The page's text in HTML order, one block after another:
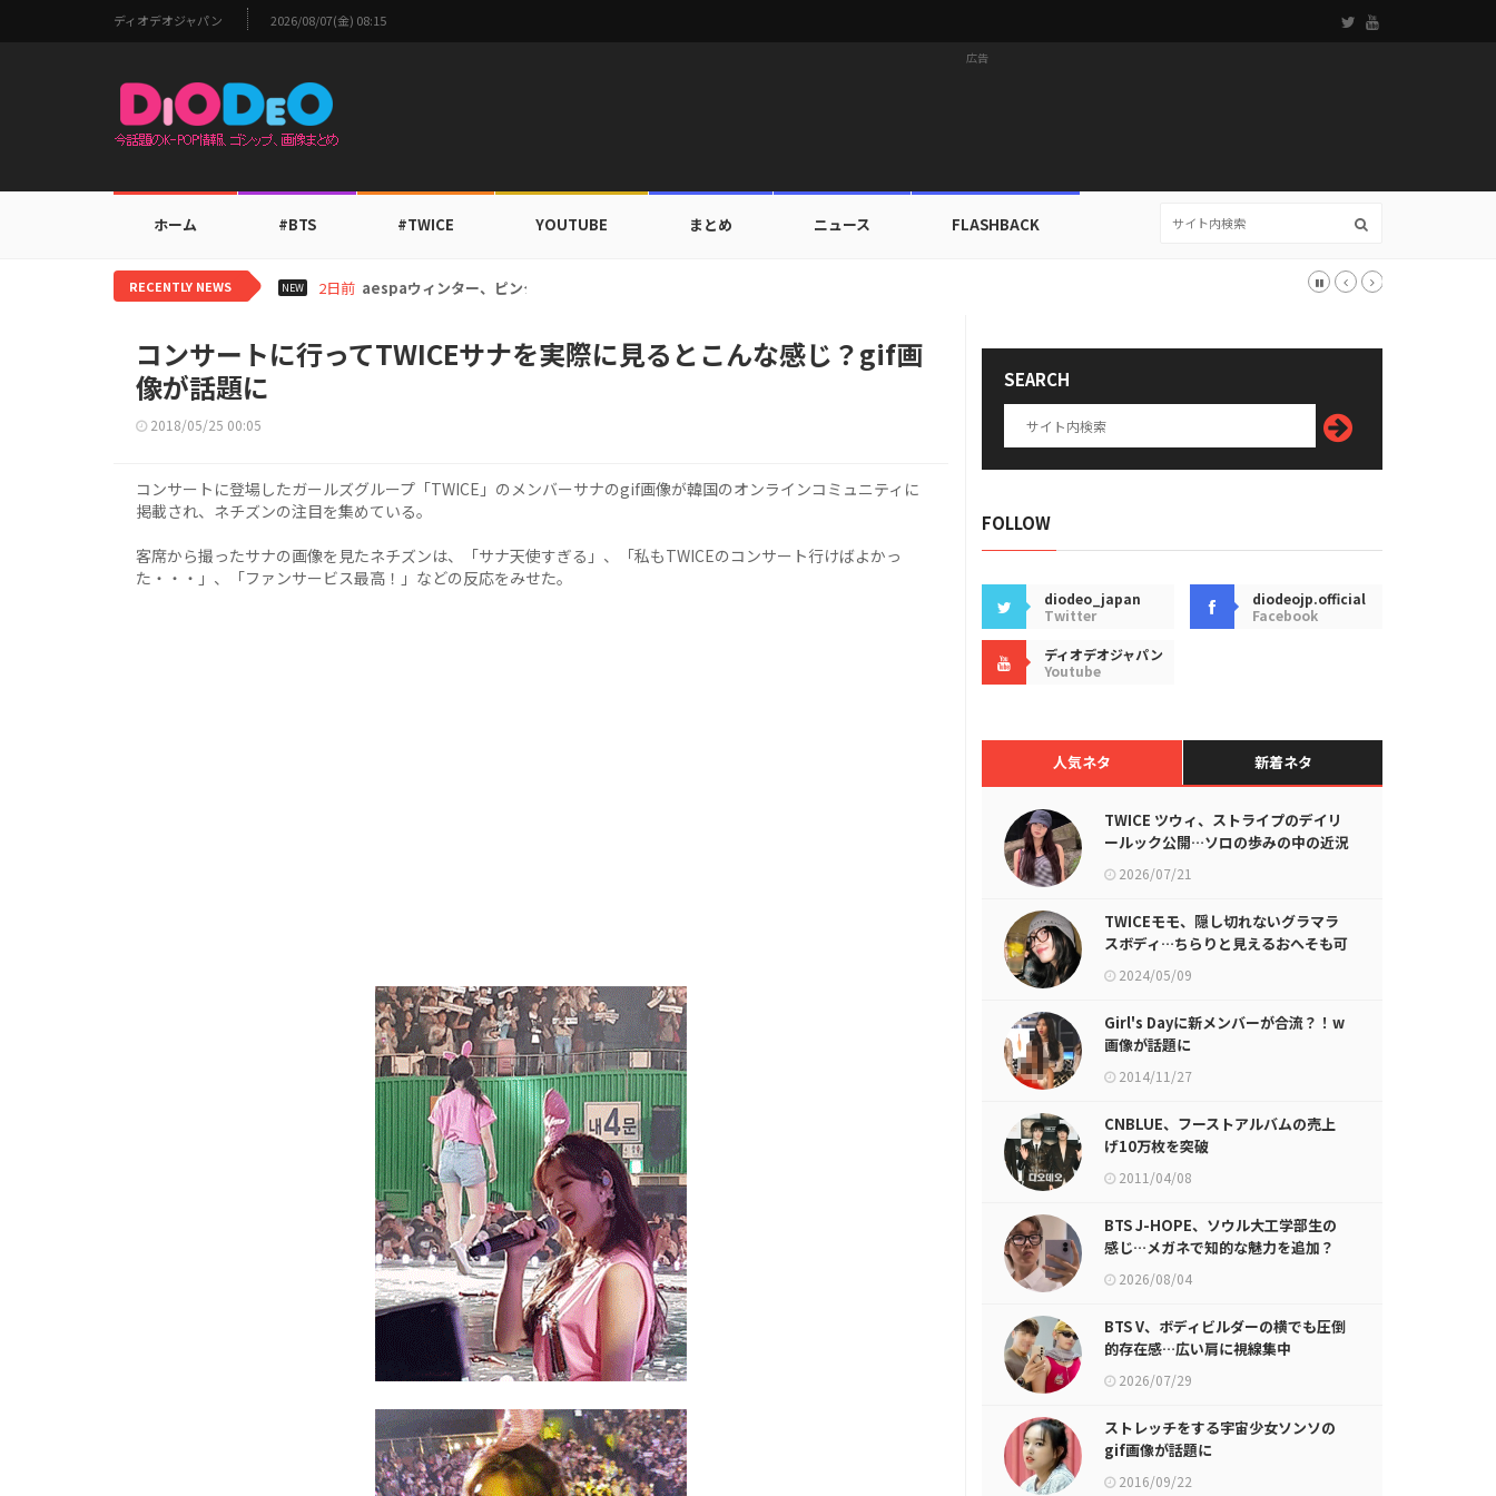
ディオデオジャパン 2026/08/07(金) 08:15
広告
ホーム #BTS #TWICE YOUTUBE まとめ ニュース FLASHBACK
RECENTLY NEWS NEW 2日前 aespaウィンター、ピンク帽子の男性の上に残した「♥」…偶然か意図的なのか、ファンたちの推測は？
コンサートに行ってTWICEサナを実際に見るとこんな感じ？gif画
像が話題に
2018/05/25 00:05
コンサートに登場したガールズグループ「TWICE」のメンバーサナのgif画像が韓国のオンラインコミュニティに
掲載され、ネチズンの注目を集めている。
客席から撮ったサナの画像を見たネチズンは、「サナ天使すぎる」、「私もTWICEのコンサート行けばよかっ
た・・・」、「ファンサービス最高！」などの反応をみせた。
SEARCH
FOLLOW
diodeo_japan
Twitter
diodeojp.official
Facebook
ディオデオジャパン
Youtube
人気ネタ 新着ネタ
TWICE ツウィ、ストライプのデイリ
ールック公開…ソロの歩みの中の近況
2026/07/21
TWICEモモ、隠し切れないグラマラ
スボディ…ちらりと見えるおへそも可
愛い2024/05/09
Girl's Dayに新メンバーが合流？！w
画像が話題に
2014/11/27
CNBLUE、フーストアルバムの売上
げ10万枚を突破
2011/04/08
BTS J-HOPE、ソウル大工学部生の
感じ…メガネで知的な魅力を追加？
2026/08/04
BTS V、ボディビルダーの横でも圧倒
的存在感…広い肩に視線集中
2026/07/29
ストレッチをする宇宙少女ソンソの
gif画像が話題に
2016/09/22